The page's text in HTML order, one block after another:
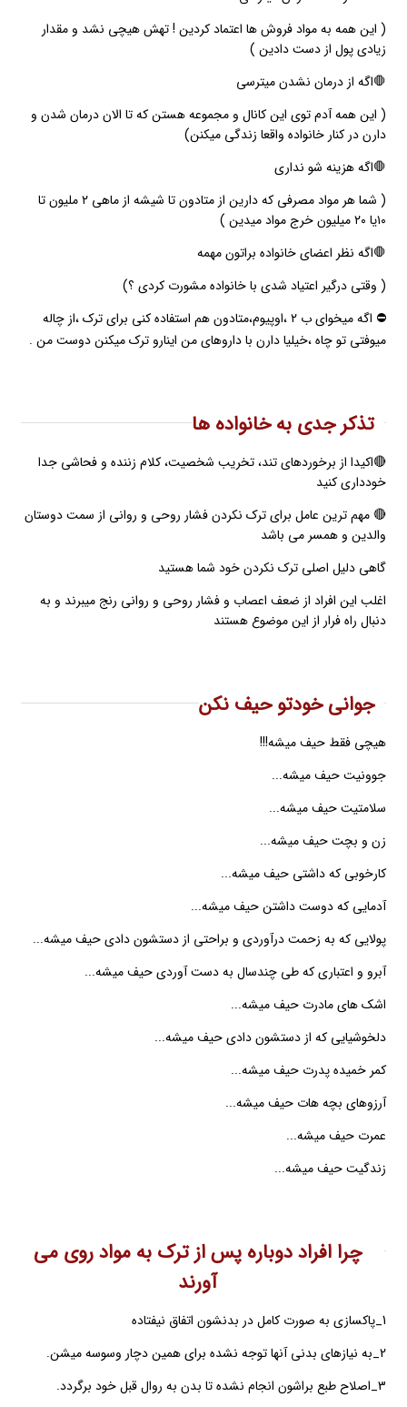
( این همه به مواد فروش ها اعتماد کردین ! تهش هیچی نشد و مقدار
زیادی پول از دست دادین )
🛑اگه از درمان نشدن میترسی
( این همه آدم توی این کانال و مجموعه هستن که تا الان درمان شدن و
دارن در کنار خانواده واقعا زندگی میکنن)
🛑اگه هزینه شو نداری
( شما هر مواد مصرفی که دارین از متادون تا شیشه از ماهی ۲ ملیون تا
۱۰یا ۲۰ میلیون خرج مواد میدین )
🛑اگه نظر اعضای خانواده براتون مهمه
( وقتی درگیر اعتیاد شدی با خانواده مشورت کردی ؟)
⛔️ اگه میخوای ب ۲ ،اوپیوم،متادون هم استفاده کنی برای ترک ،از چاله
میوفتی تو چاه ،خیلیا دارن با داروهای من اینارو ترک میکنن دوست من .
تذکر جدی به خانواده ها
🔴اکیدا از برخوردهای تند، تخریب شخصیت، کلام زننده و فحاشی جدا
خودداری کنید
🔴 مهم ترین عامل برای ترک نکردن فشار روحی و روانی از سمت دوستان
والدین و همسر می باشد
گاهی دلیل اصلی ترک نکردن خود شما هستید
اغلب این افراد از ضعف اعصاب و فشار روحی و روانی رنج میبرند و به
دنبال راه فرار از این موضوع هستند
جوانی خودتو حیف نکن
هیچی فقط حیف میشه!!!
جوونیت حیف میشه...
سلامتیت حیف میشه...
زن و بچت حیف میشه...
کارخوبی که داشتی حیف میشه...
آدمایی که دوست داشتن حیف میشه...
پولایی که به زحمت درآوردی و براحتی از دستشون دادی حیف میشه...
آبرو و اعتباری که طی چندسال به دست آوردی حیف میشه...
اشک های مادرت حیف میشه...
دلخوشیایی که از دستشون دادی حیف میشه...
کمر خمیده پدرت حیف میشه...
آرزوهای بچه هات حیف میشه...
عمرت حیف میشه...
زندگیت حیف میشه...
چرا افراد دوباره پس از ترک به مواد روی می
آورند
1_پاکسازی به صورت کامل در بدنشون اتفاق نیفتاده
2_به نیازهای بدنی آنها توجه نشده برای همین دچار وسوسه میشن.
3_اصلاح طبع براشون انجام نشده تا بدن به روال قبل خود برگردد.